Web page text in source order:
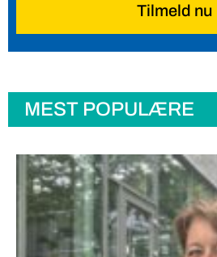
Tilmeld nu
MEST POPULÆRE